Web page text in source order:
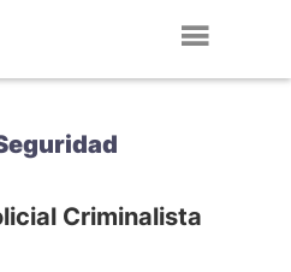
Criminalista